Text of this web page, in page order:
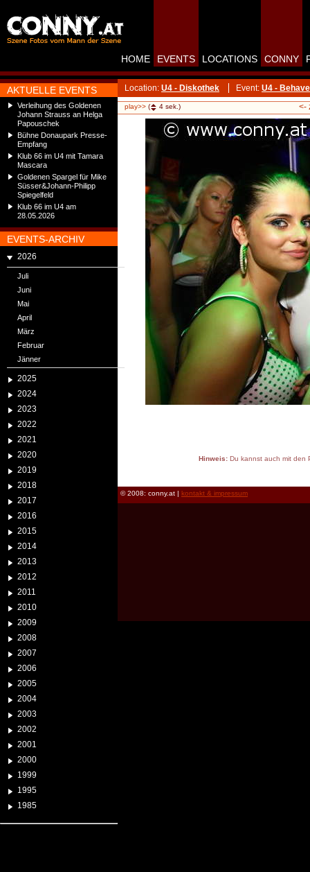
AKTUELLE EVENTS
Verleihung des Goldenen
Johann Strauss an Helga
Papouschek
Bühne Donaupark Presse-
Empfang
Klub 66 im U4 mit Tamara
Mascara
Goldenen Spargel für Mike
Süsser&Johann-Philipp
Spiegelfeld
Klub 66 im U4 am
28.05.2026
EVENTS-ARCHIV
2026
Juli
Juni
Mai
April
März
Februar
Jänner
2025
2024
2023
2022
2021
2020
2019
2018
2017
2016
2015
2014
2013
2012
2011
2010
2009
2008
2007
2006
2005
2004
2003
2002
2001
2000
1999
1995
1985
HOME EVENTS LOCATIONS CONNY
Location: U4 - Diskothek Event: U4 -
play>> ( 4 sek.) <-
Hinweis:Du kannst auch mit den
© 2008: conny.at | kontakt & impressum